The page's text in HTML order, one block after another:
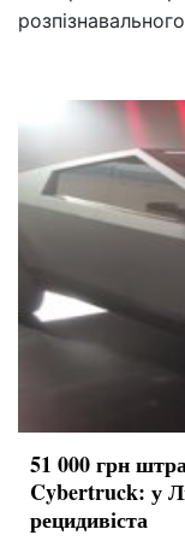
51 000 грн
Cybertruck: у
рецидивіста